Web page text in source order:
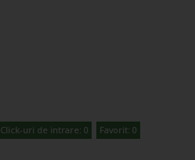
Click-uri de intrare: 0 Favorit: 0